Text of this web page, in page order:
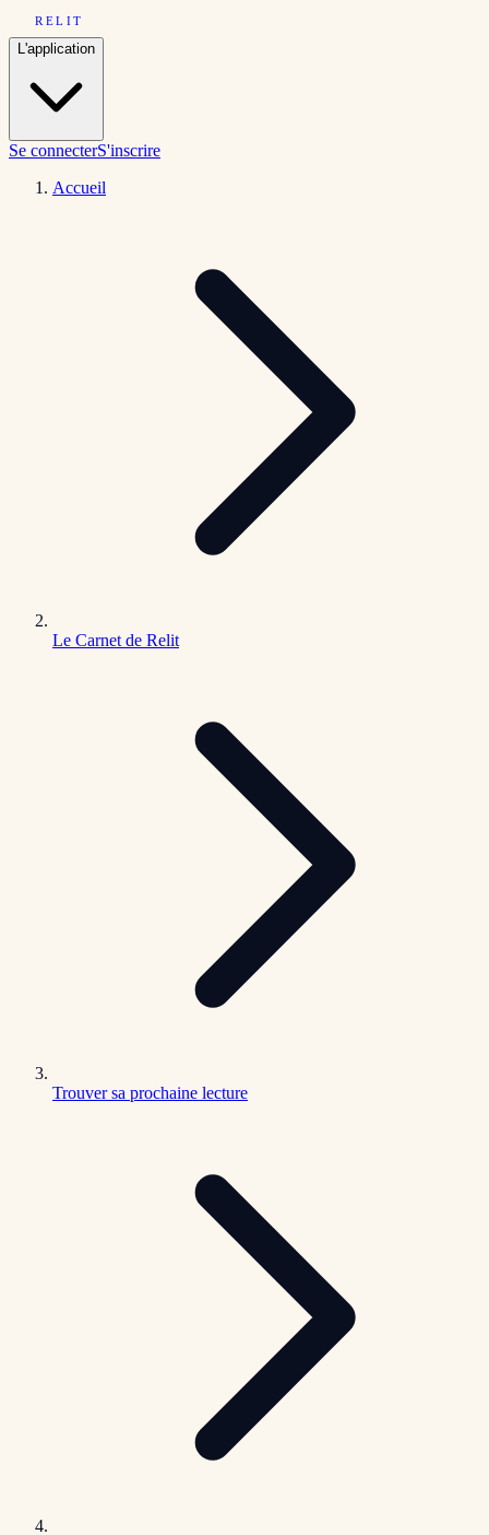
RELIT
L'application
Se connecterS'inscrire
Accueil
Le Carnet de Relit
Trouver sa prochaine lecture